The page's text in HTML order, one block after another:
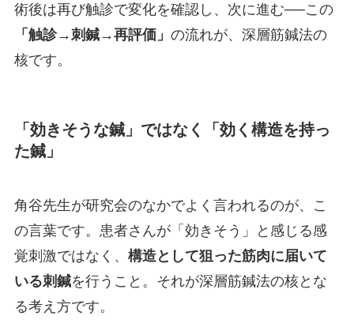
術後は再び触診で変化を確認し、次に進む──この
「触診→刺鍼→再評価」 の流れが、深層筋鍼法の
核です。
「効きそうな鍼」ではなく「効く構造を持っ
た鍼」
角谷先生が研究会のなかでよく言われるのが、こ
の言葉です。患者さんが「効きそう」と感じる感
覚刺激ではなく、 構造として狙った筋肉に届いて
いる刺鍼を行うこと。それが深層筋鍼法の核とな
る考え方です。